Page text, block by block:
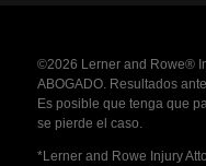
©2026 Lerner and Rowe®
ABOGADO. Resultados
Es posible que tenga que
se pierde el caso.
*Lerner and Rowe Injury